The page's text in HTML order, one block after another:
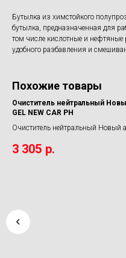
Бутылка из химстойкого
бутылка, предназначенная для
том числе кислотные и нефтяные
удобного разбавления и
Похожие товары
Очиститель нейтральный
GEL NEW CAR PH
Очиститель нейтральный Новый
3 305 р.